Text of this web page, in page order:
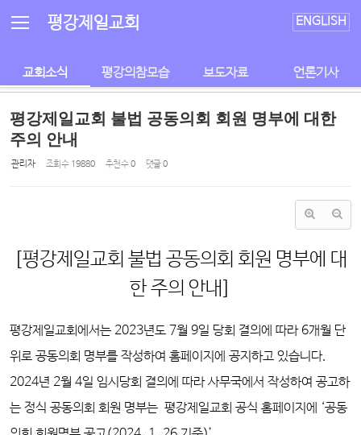
평강제일교회 ENGLISH
교회소식 평강의참모습 보도자료 언론기사
평강제일교회 불법 공동의회 회원 명부에 대한
주의 안내
관리자 조회 수 19880 추천 수0 댓글0
[평강제일교회 불법 공동의회 회원 명부에 대
한 주의 안내]
평강제일교회에서는 2023년도 7월 9일 당회 결의에 따라 6개월 단
위로 공동의회 명부를 작성하여 홈페이지에 공지하고 있습니다.
2024년 2월 4일 임시당회 결의에 따라 사무국에서 작성하여 공고하
는 정식 공동의회 회원 명부는 평강제일교회 공식 홈페이지에 ‘공동